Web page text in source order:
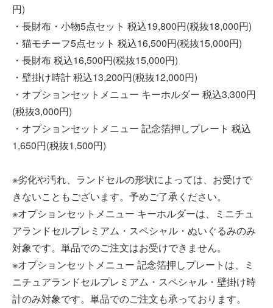
円)
・長財布・小物5点セット 税込19,800円(税抜18,000円)
・猫モチーフ5点セット 税込16,500円(税抜15,000円)
・長財布 税込16,500円(税抜15,000円)
・壁掛け時計 税込13,200円(税抜12,000円)
・オプションセットメニュー キーホルダー 税込3,300円
(税抜3,000円)
・オプションセットメニュー 記念箔押しプレート 税込
1,650円(税抜1,500円)
※劣化や汚れ、ランドセルの形状によっては、お受けで
きないこともございます。予めご了承ください。
※オプションセットメニュー キーホルダーは、ミニチュ
アランドセルプレミアム・スペシャル・ぬいぐるみのみ
対象です。単品でのご注文はお受けできません。
※オプションセットメニュー 記念箔押しプレートは、ミ
ニチュアランドセルプレミアム・スペシャル・壁掛け時
計のみ対象です。単品でのご注文も承っております。